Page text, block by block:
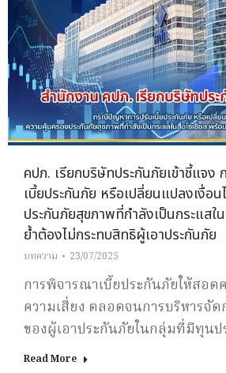
คปภ. เรียกบริษัทประกันภัยเข้าชี้แจ
เบี้ยประกันภัย หรือเปลี่ยนแปลงเงื่อ
ประกันภัยสุขภาพที่กำลังเป็นกระแสใ
ย้ำต้องไม่กระทบสิทธิผู้เอาประกันภัย
บทความ 23/07/2025
การพิจารณาเบี้ยประกันภัยให้สอด
ความเสี่ยง ตลอดจนการบริหารจัด
ของผู้เอาประกันภัยในกลุ่มที่มีทุนป
Read More